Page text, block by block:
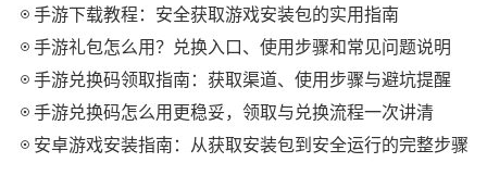
手游下载教程：安全获取游戏安装包的实用指南
手游礼包怎么用？兑换入口、使用步骤和常见问题说明
手游兑换码领取指南：获取渠道、使用步骤与避坑提醒
手游兑换码怎么用更稳妥，领取与兑换流程一次讲清
安卓游戏安装指南：从获取安装包到安全运行的完整步骤